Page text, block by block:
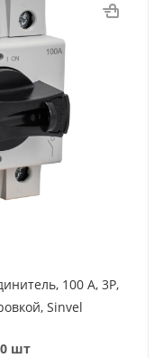
100 А, 3Р,
Sinvel
0 шт